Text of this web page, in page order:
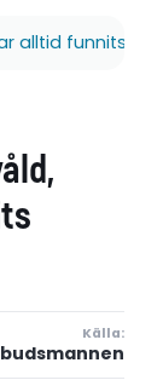
alltid funnits
Källa: